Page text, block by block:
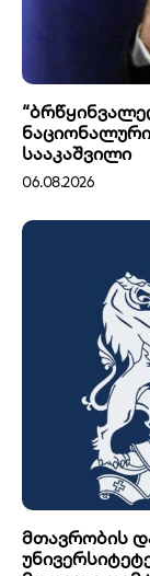
სააკაშვილი
06.08.2026
მთავრობის